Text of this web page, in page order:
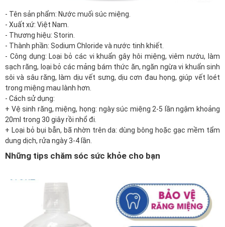
- Tên sản phẩm: Nước muối súc miệng.
- Xuất xứ: Việt Nam.
- Thương hiệu: Storin.
- Thành phần: Sodium Chloride và nước tinh khiết.
- Công dụng: Loại bỏ các vi khuẩn gây hôi miệng, viêm nướu, làm
sạch răng, loại bỏ các mảng bám thức ăn, ngăn ngừa vi khuẩn sinh
sôi và sâu răng, làm dịu vết sưng, dịu cơn đau họng, giúp vết loét
trong miệng mau lành hơn.
- Cách sử dụng:
+ Vệ sinh răng, miệng, họng: ngày súc miệng 2-5 lần ngậm khoảng
20ml trong 30 giây rồi nhổ đi.
+ Loại bỏ bụi bẫn, bã nhờn trên da: dùng bông hoặc gạc mềm tẩm
dung dịch, rửa ngày 3-4 lần.
Những tips chăm sóc sức khỏe cho bạn